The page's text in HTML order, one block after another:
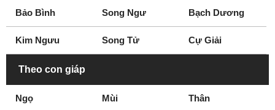
Bảo Bình Song Ngư Bạch Dương
Kim Ngưu Song Tử Cự Giải
Theo con giáp
Ngọ Mùi Thân